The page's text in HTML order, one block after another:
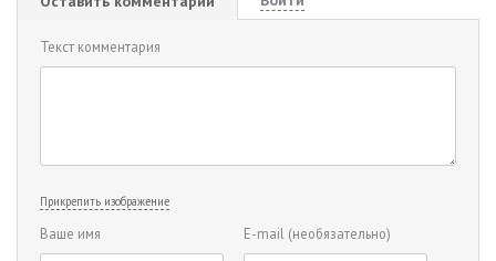
Текст комментария
Прикрепить изображение
Ваше имя E-mail (необязательно)